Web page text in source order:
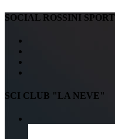
SOCIAL ROSSINI SPORT
SCI CLUB "LA NEVE"